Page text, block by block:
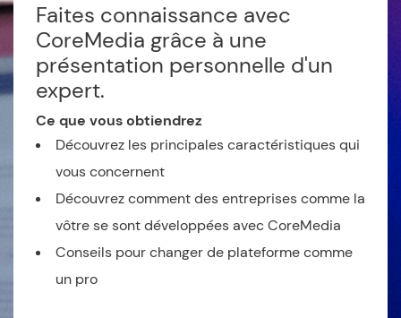
Faites connaissance avec
CoreMedia grâce à une
présentation personnelle d'un
expert.
Ce que vous obtiendrez
Découvrez les principales caractéristiques qui
vous concernent
Découvrez comment des entreprises comme la
vôtre se sont développées avec CoreMedia
Conseils pour changer de plateforme comme
un pro